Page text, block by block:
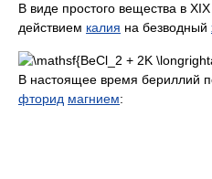
В виде простого вещества в
действием калия на безводный
В настоящее время бериллий
фторид магнием: